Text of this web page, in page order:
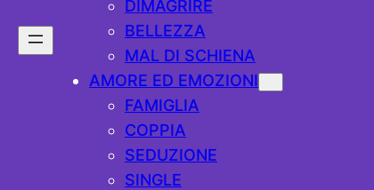
DIMAGRIRE
BELLEZZA
MAL DI SCHIENA
AMORE ED EMOZIONI
FAMIGLIA
COPPIA
SEDUZIONE
SINGLE